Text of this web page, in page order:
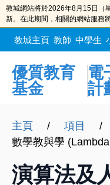
教城網站將於2026年8月15日（
新。在此期間，相關的網站服務
教城主頁 教師 中學生
優質教育
基金
電
計
主頁 / 項目 /
數學教與學
演算法及